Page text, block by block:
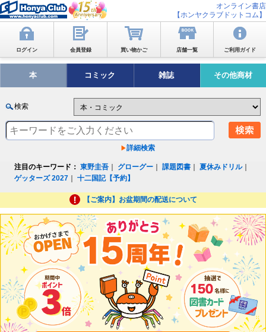
オンライン書店
【ホンヤクラブドットコム】
ログイン 会員登録 買い物かご 店舗一覧 ご利用ガイド
本 コミック 雑誌 その他商材
検索
詳細検索
注目のキーワード： 東野圭吾 グローグー ｜課題図書 ｜夏休みドリル｜
ゲッターズ 2027 ｜十二国記【予約】
【ご案内】お盆期間の配送について